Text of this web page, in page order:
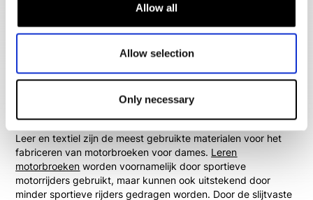
Allow all
Allow selection
Only necessary
goed gekoeld wordt. Tijdens het rijden voel je de rijwind over
blijven focussen op de weg. Sommige doorwaai dames
regenliner waardoor je er ook bij lagere temperaturen mee
kunt rijden.
Leren en textiele motorbroeken voor
dames
Leer en textiel zijn de meest gebruikte materialen voor het
fabriceren van motorbroeken voor dames. Leren
motorbroeken worden voornamelijk door sportieve
motorrijders gebruikt, maar kunnen ook uitstekend door
minder sportieve rijders gedragen worden. Door de slijtvaste